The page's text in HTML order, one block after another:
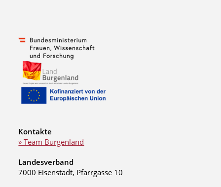
Kontakte
» Team Burgenland
Landesverband
7000 Eisenstadt, Pfarrgasse 10